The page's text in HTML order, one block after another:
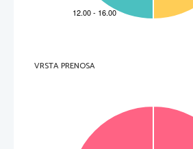
3.     How did Sayeeda's parents try to build up the family's self-esteem?
6.     Where did Sayeeda's father complete his education?
VRSTA PRENOSA